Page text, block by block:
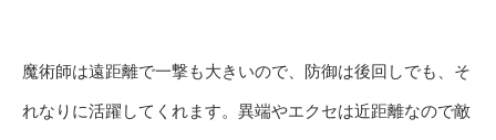
魔術師は遠距離で一撃も大きいので、防御は後回しでも、そ
れなりに活躍してくれます。異端やエクセは近距離なので敵